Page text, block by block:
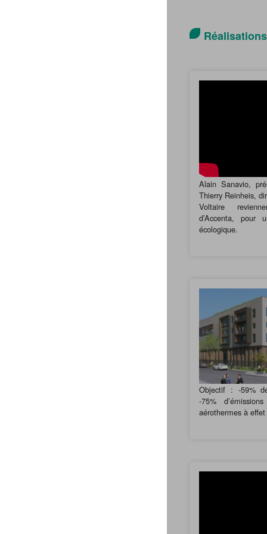
Réalisations
Alain Sanavio,
Thierry Reinheis,
Voltaire
d’Accenta, pour
écologique.
Objectif : -59%
-75%
aérothermes à